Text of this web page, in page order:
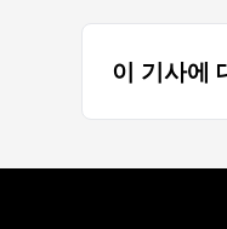
이 기사에